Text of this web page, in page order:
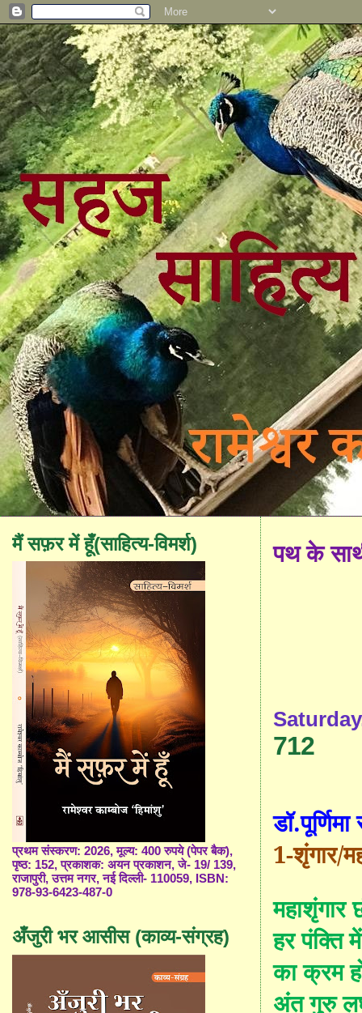
पथ के
712
डॉ.पूर्णिमा
1-शृंगार/
महाशृंगार
हर
का क्रम
अंत गुरु
मैं सफ़र में हूँ(साहित्य-विमर्श)
प्रथम संस्करण: 2026, मूल्य: 400 रुपये (पेपर बैक),
पृष्ठ: 152, प्रकाशक: अयन प्रकाशन, जे- 19/ 139,
राजापुरी, उत्तम नगर, नई दिल्ली- 110059, ISBN:
978-93-6423-487-0
अँजुरी भर आसीस (काव्य-संग्रह)